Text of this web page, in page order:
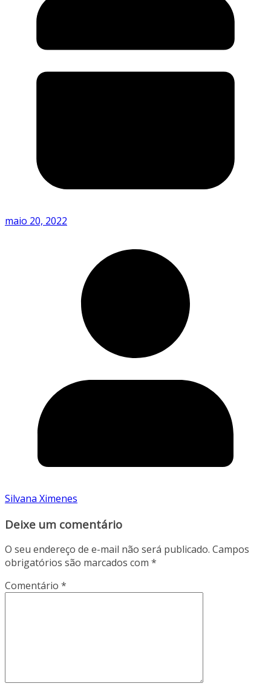
maio 20, 2022
Silvana Ximenes
Deixe um comentário
O seu endereço de e-mail não será publicado. Campos
obrigatórios são marcados com *
Comentário *